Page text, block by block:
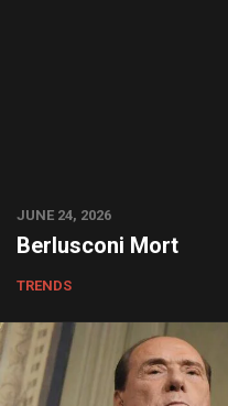
JUNE 24, 2026
Berlusconi Mort
TRENDS